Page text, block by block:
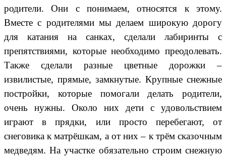
родители. Они с понимаем, относятся к этому.
Вместе с родителями мы делаем широкую дорогу
для катания на санках, сделали лабиринты с
препятствиями, которые необходимо преодолевать.
Также сделали разные цветные дорожки –
извилистые, прямые, замкнутые. Крупные снежные
постройки, которые помогали делать родители,
очень нужны. Около них дети с удовольствием
играют в прядки, или просто перебегают, от
снеговика к матрёшкам, а от них – к трём сказочным
медведям. На участке обязательно строим снежную